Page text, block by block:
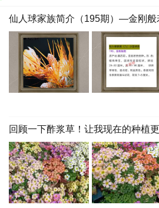
仙人球家族简介（195期）—金刚般
回顾一下酢浆草！让我现在的种植更